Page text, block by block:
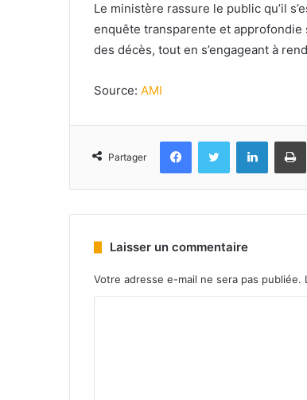
Le ministère rassure le public qu’il
enquête transparente et
des décès, tout en s’engageant à
Source: AMI
Partager
FacebookTwitter Linkedin
Laisser un commentaire
Votre adresse e-mail ne sera pas publiée.